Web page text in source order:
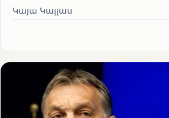
Կայա Կալլաս